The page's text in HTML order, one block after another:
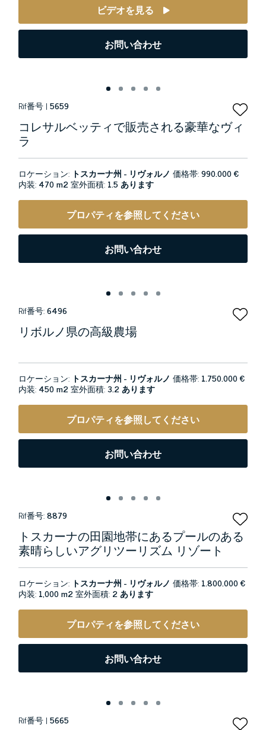
ビデオを見る
お問い合わせ
Rif番号 | 5659
コレサルベッティで販売される豪華なヴィ
ラ
ロケーション: トスカーナ州 - リヴォルノ 価格帯:990.000 €
内装: 470 m2室外面積: 1.5 あります
プロパティを参照してください
お問い合わせ
Rif番号:6496
リボルノ県の高級農場
ロケーション: トスカーナ州 - リヴォルノ 価格帯: 1.750.000 €
内装: 450 m2室外面積:3.2 あります
プロパティを参照してください
お問い合わせ
Rif番号:8879
トスカーナの田園地帯にあるプールのある
素晴らしいアグリツーリズム リゾート
ロケーション: トスカーナ州 - リヴォルノ 価格帯: 1.800.000 €
内装: 1,000 m2室外面積: 2 あります
プロパティを参照してください
お問い合わせ
Rif番号 | 5665